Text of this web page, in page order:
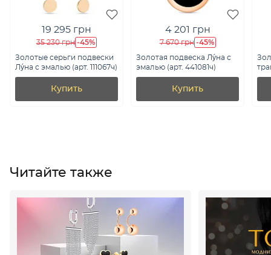
19 295 грн
35 230 грн -45%
Золотые серьги подвески
Лýна с эмалью (арт. 111067ч)
Купить
4 201 грн
7 670 грн -45%
Золотая подвеска Лýна с
эмалью (арт. 441081ч)
Купить
Читайте также